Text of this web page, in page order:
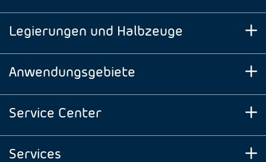
Legierungen und Halbzeuge
Anwendungsgebiete
Service Center
Services